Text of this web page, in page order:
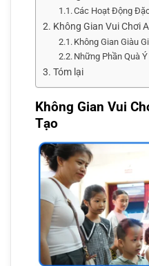
Các Hoạt Động
Không Gian Vui Chơi
Không Gian Giàu
Những Phần Quà
Tóm lại
Không Gian Vui
Tạo